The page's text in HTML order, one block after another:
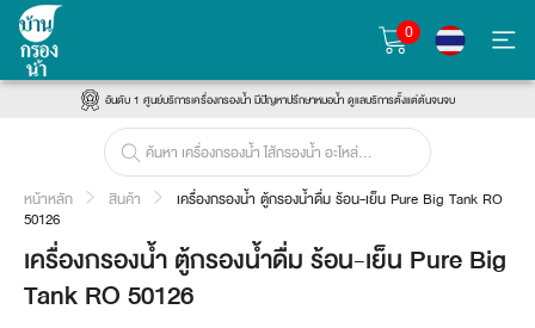
0
อันดับ 1 ศูนย์บริการเครื่องกรองน้ำ มีปัญหาปรึกษาหมอน้ำ ดูแลบริการตั้งแต่ต้นจนจบ
หน้าหลัก สินค้า
เครื่องกรองน้ำ ตู้กรองน้ำดื่ม ร้อน-เย็น Pure Big Tank RO
50126
เครื่องกรองน้ำ ตู้กรองน้ำดื่ม ร้อน-เย็น Pure Big
Tank RO 50126